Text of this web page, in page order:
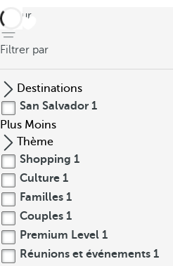
retour
Filtrer par
Destinations
San Salvador 1
Plus Moins
Thème
Shopping 1
Culture 1
Familles 1
Couples 1
Premium Level 1
Réunions et événements 1